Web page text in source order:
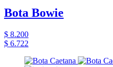
Bota Bowie
$ 8.200
$ 6.722